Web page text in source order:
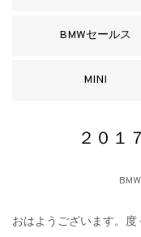
BMWセールス
MINI
２０１
おはようございます。